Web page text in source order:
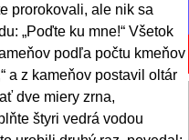
prorokovali, ale nik sa
„Poďte ku mne!“ Všetok
podľa počtu kmeňov
a z kameňov postavil oltár
dve miery zrna,
štyri vedrá vodou